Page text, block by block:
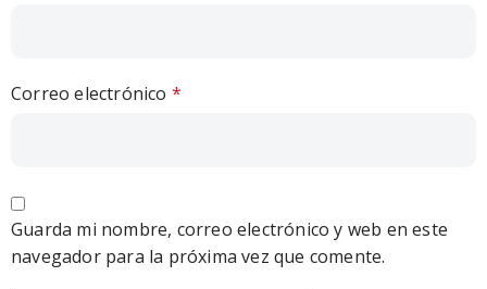
Correo electrónico *
Guarda mi nombre, correo electrónico y web en este
navegador para la próxima vez que comente.